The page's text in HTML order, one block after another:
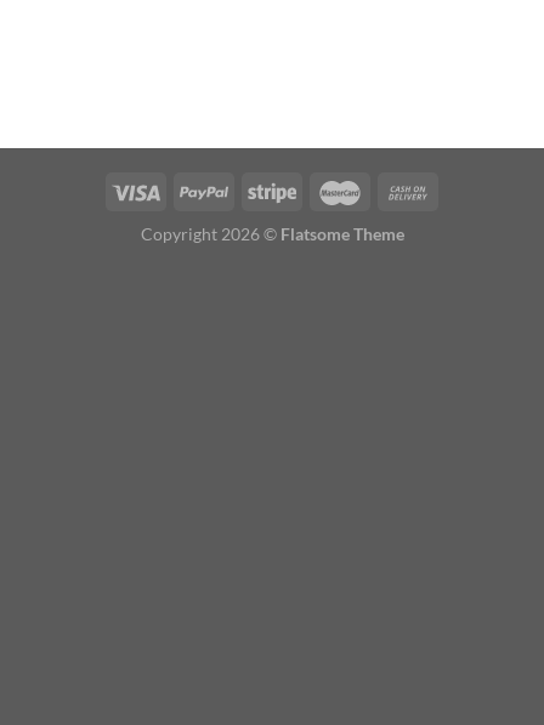
Copyright 2026 © Flatsome Theme